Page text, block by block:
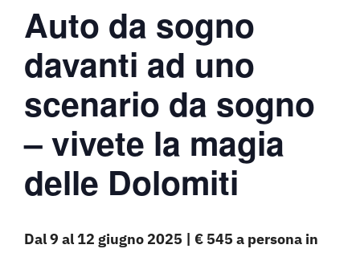
Auto da sogno
davanti ad uno
scenario da sogno
– vivete la magia
delle Dolomiti
Dal 9 al 12 giugno 2025 | € 545 a persona in